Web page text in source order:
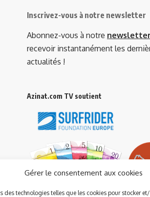
Gérer le consentement aux cookies
des technologies telles que les cookies pour stocker
Inscrivez-vous à notre newsletter
Abonnez-vous à notre newsletter
recevoir instantanément les
actualités !
Azinat.com TV soutient